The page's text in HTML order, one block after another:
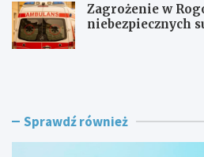
Zagrożenie w
niebezpiecznych
R
u
B
e Sprawdź również